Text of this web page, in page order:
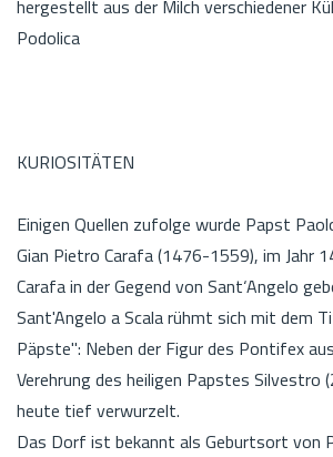
hergestellt aus der Milch verschiedener
Podolica
KURIOSITÄTEN
Einigen Quellen zufolge wurde Papst
Gian Pietro Carafa (1476-1559), im Jahr
Carafa in der Gegend von Sant‘Angelo
Sant'Angelo a Scala rühmt sich mit dem
Päpste": Neben der Figur des Pontifex
Verehrung des heiligen Papstes Silvestro
heute tief verwurzelt.
Das Dorf ist bekannt als Geburtsort von